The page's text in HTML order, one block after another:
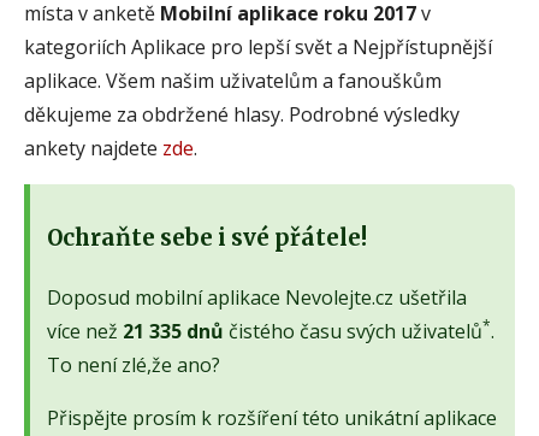
místa v anketě Mobilní aplikace roku 2017v
kategoriích Aplikace pro lepší svět a Nejpřístupnější
aplikace. Všem našim uživatelům a fanouškům
děkujeme za obdržené hlasy. Podrobné výsledky
ankety najdete zde.
Ochraňte sebe i své přátele!
Doposud mobilní aplikace Nevolejte.cz ušetřila
více než 21 335 dnů čistého času svých uživatelů*.
To není zlé,že ano?
Přispějte prosím k rozšíření této unikátní aplikace